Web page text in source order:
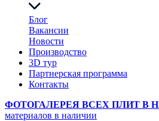
Блог
Вакансии
Новости
Производство
3D тур
Партнерская программа
Контакты
ФОТОГАЛЕРЕЯ ВСЕХ ПЛИТ В
материалов в наличии